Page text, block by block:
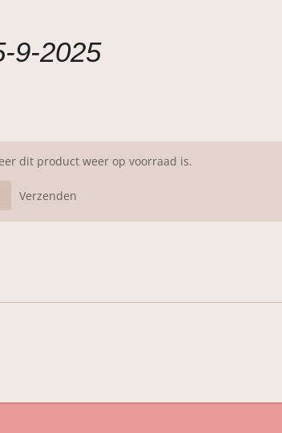
9-2025
dit product weer op voorraad is.
Verzenden